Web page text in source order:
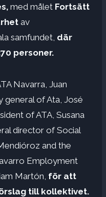
med målet Fortsätt
av
samfundet, där
personer.
Navarra, Juan
general of Ata, José
of ATA, Susana
director of Social
and the
Employment
Martón, för att
till kollektivet.